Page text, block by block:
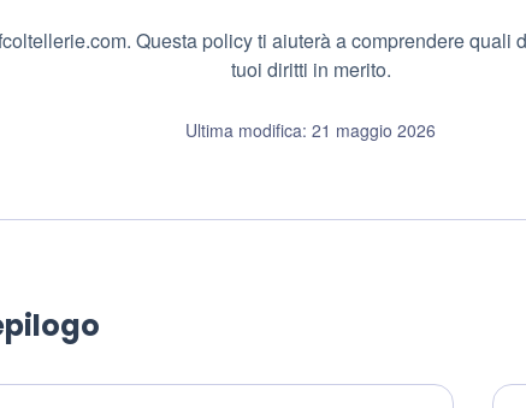
Questa policy ti aiuterà a comprendere
tuoi diritti in merito.
Ultima modifica: 21 maggio 2026